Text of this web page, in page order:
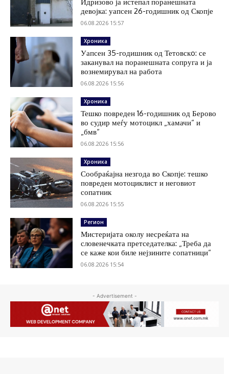
девојка: уапсен 26-годишник од Скопје
06.08.2026 15:57
Хроника
Уапсен 35-годишник од Тетовскo: се
заканувал на поранешната сопруга и ја
вознемирувал на работа
06.08.2026 15:56
Хроника
Тешко повреден 16-годишник од Берово
во судир меѓу мотоцикл „хамачи“ и
„бмв“
06.08.2026 15:56
Хроника
Сообраќајна незгода во Скопје: тешко
повреден мотоциклист и неговиот
сопатник
06.08.2026 15:55
Регион
Мистеријата околу несреќата на
словенечката претседателка: „Треба да
се каже кои биле нејзините сопатници“
06.08.2026 15:54
- Advertisement -